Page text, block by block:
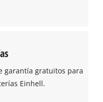
garantía gratuitos para
Einhell.